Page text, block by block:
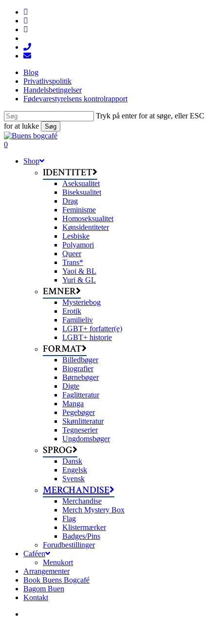
Skip
main
content
facebook
linkedin
instagram
phone
email
Blog
Privatlivspolitik
Handelsbetingelser
Fødevarestyrelsens kontrolrapport
Tryk på enter for at søge, eller ESC
for at lukke
Søg
Close
Search
search
0
Shop
IDENTITET
Aseksualitet
Biseksualitet
Drag
Feminisme
Homoseksualitet
Kønsidentiteter
Lesbiske
Polyamori
Queer
Trans*
Yaoi & BL
Yuri & GL
EMNER
Mysteriebog
Erotik
Familieliv
LGBT+ forfatter(e)
LGBT+ historie
FORMAT
Billedbøger
Biografier
Børnebøger
Digte
Faglitteratur
Manga
Pegebøger
Skønlitteratur
Tegneserier
Ungdomsbøger
SPROG
Dansk
Engelsk
Svensk
MERCHANDISE
Merchandise
Merch Mystery Box
Flag
Klistermærker
Badges/Pins
Forudbestillinger
Caféen
Menukort
Arrangementer
Book Buens Bogcafé
Bagom Buen
Kontakt